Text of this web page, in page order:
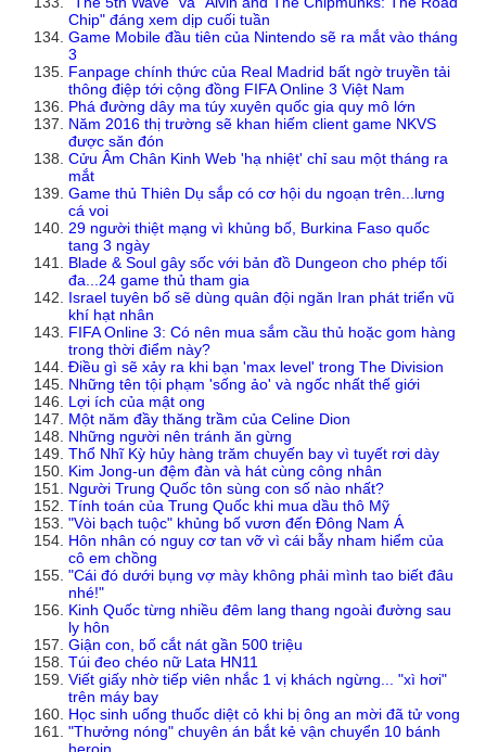
Chip" đáng xem dịp cuối tuần
Game Mobile đầu tiên của Nintendo sẽ ra mắt vào tháng
3
Fanpage chính thức của Real Madrid bất ngờ truyền tải
thông điệp tới cộng đồng FIFA Online 3 Việt Nam
Phá đường dây ma túy xuyên quốc gia quy mô lớn
Năm 2016 thị trường sẽ khan hiếm client game NKVS
được săn đón
Cửu Âm Chân Kinh Web 'hạ nhiệt' chỉ sau một tháng ra
mắt
Game thủ Thiên Dụ sắp có cơ hội du ngoạn trên...lưng
cá voi
29 người thiệt mạng vì khủng bố, Burkina Faso quốc
tang 3 ngày
Blade & Soul gây sốc với bản đồ Dungeon cho phép tối
đa...24 game thủ tham gia
Israel tuyên bố sẽ dùng quân đội ngăn Iran phát triển vũ
khí hạt nhân
FIFA Online 3: Có nên mua sắm cầu thủ hoặc gom hàng
trong thời điểm này?
Điều gì sẽ xảy ra khi bạn 'max level' trong The Division
Những tên tội phạm 'sống ảo' và ngốc nhất thế giới
Lợi ích của mật ong
Một năm đầy thăng trầm của Celine Dion
Những người nên tránh ăn gừng
Thổ Nhĩ Kỳ hủy hàng trăm chuyến bay vì tuyết rơi dày
Kim Jong-un đệm đàn và hát cùng công nhân
Người Trung Quốc tôn sùng con số nào nhất?
Tính toán của Trung Quốc khi mua dầu thô Mỹ
"Vòi bạch tuộc" khủng bố vươn đến Đông Nam Á
Hôn nhân có nguy cơ tan vỡ vì cái bẫy nham hiểm của
cô em chồng
"Cái đó dưới bụng vợ mày không phải mình tao biết đâu
nhé!"
Kinh Quốc từng nhiều đêm lang thang ngoài đường sau
ly hôn
Giận con, bố cắt nát gần 500 triệu
Túi đeo chéo nữ Lata HN11
Viết giấy nhờ tiếp viên nhắc 1 vị khách ngừng... "xì hơi"
trên máy bay
Học sinh uống thuốc diệt cỏ khi bị ông an mời đã tử vong
"Thưởng nóng" chuyên án bắt kẻ vận chuyển 10 bánh